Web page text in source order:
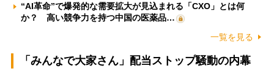
“AI革命”で爆発的な需要拡大が見込まれる「CXO」とは何
か？ 高い競争力を持つ中国の医薬品…
一覧を見る
「みんなで大家さん」配当ストップ騒動の内幕